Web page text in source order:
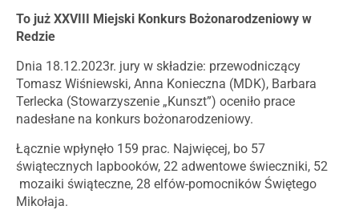
To już XXVIII Miejski Konkurs Bożonarodzeniowy w
Redzie
Dnia 18.12.2023r. jury w składzie: przewodniczący
Tomasz Wiśniewski, Anna Konieczna (MDK), Barbara
Terlecka (Stowarzyszenie „Kunszt”) oceniło prace
nadesłane na konkurs bożonarodzeniowy.
Łącznie wpłynęło 159 prac. Najwięcej, bo 57
świątecznych lapbooków, 22 adwentowe świeczniki, 52
mozaiki świąteczne, 28 elfów-pomocników Świętego
Mikołaja.